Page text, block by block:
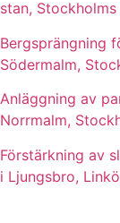
stan, Stockholms
Bergsprängning
Södermalm,
Anläggning av
Norrmalm,
Förstärkning av
i Ljungsbro,